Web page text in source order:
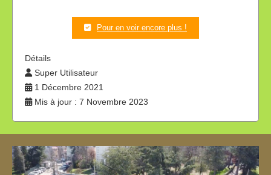
Pour en voir encore plus !
Détails
Super Utilisateur
1 Décembre 2021
Mis à jour : 7 Novembre 2023